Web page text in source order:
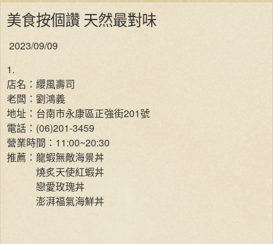
美食按個讚 天然最對味
2023/09/09
1.
店名：纓風壽司
老闆：劉鴻義
地址：台南市永康區正強街201號
電話：(06)201-3459
營業時間：11:00~20:30
推薦：龍蝦無敵海景丼
燒炙天使紅蝦丼
戀愛玫瑰丼
澎湃福氣海鮮丼